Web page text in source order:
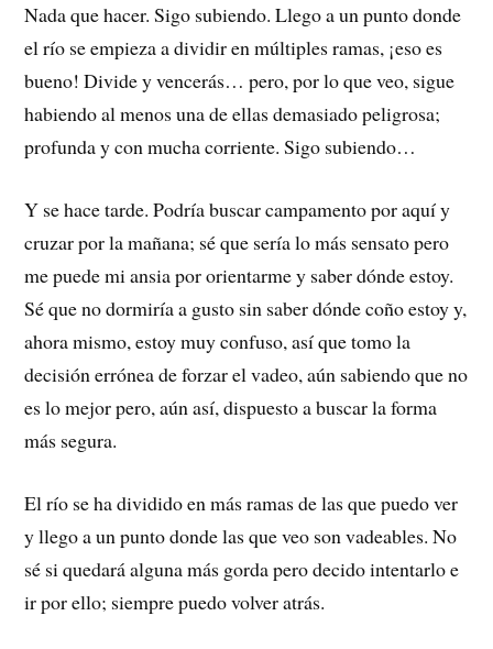
Nada que hacer. Sigo subiendo. Llego a un punto donde
el río se empieza a dividir en múltiples ramas, ¡eso es
bueno! Divide y vencerás… pero, por lo que veo, sigue
habiendo al menos una de ellas demasiado peligrosa;
profunda y con mucha corriente. Sigo subiendo…
Y se hace tarde. Podría buscar campamento por aquí y
cruzar por la mañana; sé que sería lo más sensato pero
me puede mi ansia por orientarme y saber dónde estoy.
Sé que no dormiría a gusto sin saber dónde coño estoy y,
ahora mismo, estoy muy confuso, así que tomo la
decisión errónea de forzar el vadeo, aún sabiendo que no
es lo mejor pero, aún así, dispuesto a buscar la forma
más segura.
El río se ha dividido en más ramas de las que puedo ver
y llego a un punto donde las que veo son vadeables. No
sé si quedará alguna más gorda pero decido intentarlo e
ir por ello; siempre puedo volver atrás.